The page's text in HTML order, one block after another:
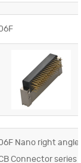
Nano right angle
Connector series